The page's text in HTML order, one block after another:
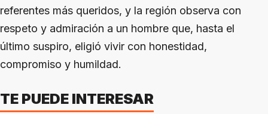
referentes más queridos, y la región observa con
respeto y admiración a un hombre que, hasta el
último suspiro, eligió vivir con honestidad,
compromiso y humildad.
TE PUEDE INTERESAR